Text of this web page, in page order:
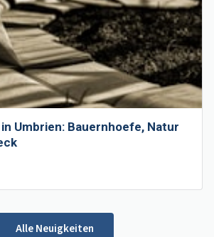
Umbrien: Bauernhoefe, Natur
Alle Neuigkeiten